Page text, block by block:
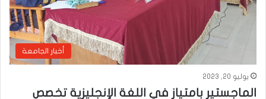
أخبار الجامعة
يوليو 20, 2023
الماجستير بامتياز في اللغة الإنجليزية تخصص